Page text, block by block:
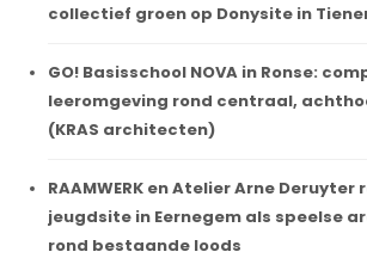
collectief groen op Donysite in
GO! Basisschool NOVA in Ronse:
leeromgeving rond centraal,
(KRAS architecten)
RAAMWERK en Atelier Arne Deruyter
jeugdsite in Eernegem als speelse
rond bestaande loods